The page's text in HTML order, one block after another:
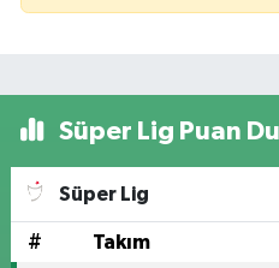
Süper Lig Puan
Süper Lig
# Takım